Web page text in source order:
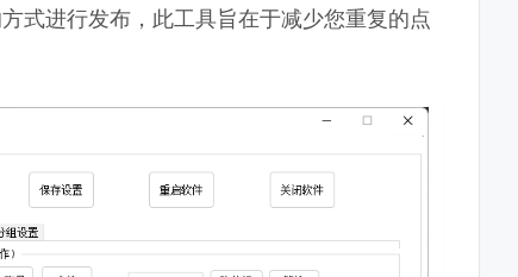
式进行发布，此工具旨在于减少您重复的点